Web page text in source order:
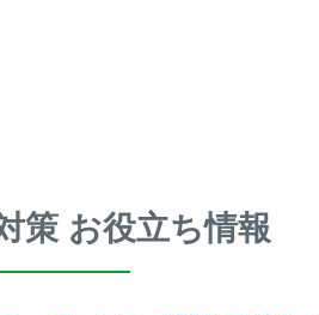
策 お役立ち情報